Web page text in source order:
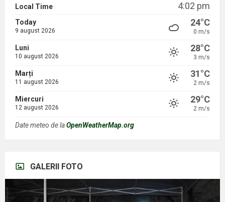
Local Time 4:02 pm
Today
9 august 2026
24°C
0 m/s
Luni
10 august 2026
28°C
3 m/s
Marți
11 august 2026
31°C
2 m/s
Miercuri
12 august 2026
29°C
2 m/s
Date meteo de laOpenWeatherMap.org
GALERII FOTO